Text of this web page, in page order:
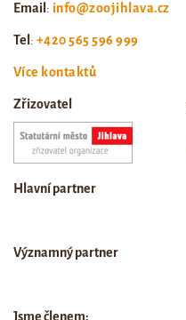
Email : info@zoojihlava.cz
Tel : +420 565 596 999
Více kontaktů
Zřizovatel
Hlavní partner
Významný partner
Jsme členem: